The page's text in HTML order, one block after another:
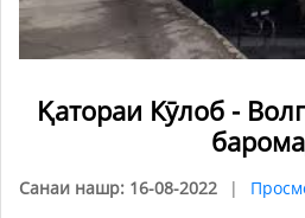
Қатораи Кӯлоб -
Санаи нашр: 16-08-2022